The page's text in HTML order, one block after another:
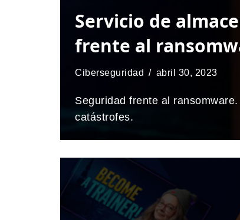
Servicio de
frente al
Ciberseguridad abril 30, 2023
Seguridad frente al
catástrofes.